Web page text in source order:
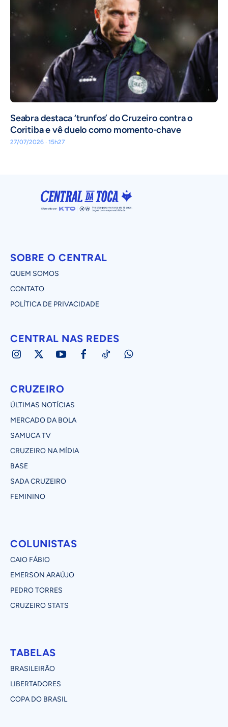
Seabra destaca ‘trunfos’ do Cruzeiro contra o
Coritiba e vê duelo como momento-chave
27/07/2026 · 15h27
SOBRE O CENTRAL
QUEM SOMOS
CONTATO
POLÍTICA DE PRIVACIDADE
CENTRAL NAS REDES
CRUZEIRO
ÚLTIMAS NOTÍCIAS
MERCADO DA BOLA
SAMUCA TV
CRUZEIRO NA MÍDIA
BASE
SADA CRUZEIRO
FEMININO
COLUNISTAS
CAIO FÁBIO
EMERSON ARAÚJO
PEDRO TORRES
CRUZEIRO STATS
TABELAS
BRASILEIRÃO
LIBERTADORES
COPA DO BRASIL